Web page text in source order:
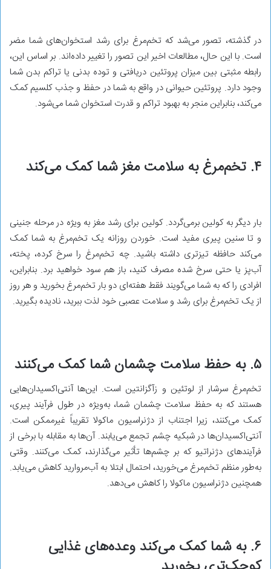
در گذشته، تصور می‌شد که تخم‌مرغ برای رشد استخوان‌های شما مضر
است. با این حال، مطالعات اخیر این تصور را تغییر داده‌اند. بر اساس این،
رابطه مثبتی بین میزان پروتئین دریافتی و توده بدنی یا تراکم بدن شما
وجود دارد. پروتئین حیوانی در واقع به شما در حفظ و جذب کلسیم کمک
می‌کند، بنابراین منجر به بهبود تراکم و قدرت استخوان شما می‌شود.
۴. تخم‌مرغ به سلامت مغز شما کمک می‌کند
بار دیگر به کولین برمی‌گردد. کولین برای رشد مغز به ویژه در مرحله جنینی
و تا سنین پیری مفید است. خوردن روزانه یک تخم‌مرغ به شما کمک
می‌کند حافظه تیزتری داشته باشید. چه تخم‌مرغ را سرخ کرده، پخته،
آب‌پز یا حتی سرخ شده مصرف کنید، باز هم سود خواهید برد. بنابراین،
افرادی را که به شما می‌گویند فقط هفته‌ای دو بار تخم‌مرغ بخورید و هر روز
از یک تخم‌مرغ برای رشد و سلامت عصبی خود لذت ببرید، نادیده بگیرید.
۵. به حفظ سلامت چشمان شما کمک می‌کنند
تخم‌مرغ سرشار از لوتئین و زآگزانتین است. این‌ها آنتی‌اکسیدان‌هایی
هستند که به حفظ سلامت چشمان شما، به‌ویژه در طول فرآیند پیری،
کمک می‌کنند، زیرا اجتناب از دژنراسیون ماکولا تقریباً غیرممکن است.
آنتی‌اکسیدان‌ها در شبکیه چشم تجمع می‌یابند. آن‌ها به مقابله با برخی از
فرآیندهای دژنراتیو که بر چشم‌ها تأثیر می‌گذارند، کمک می‌کنند. وقتی
به‌طور منظم تخم‌مرغ می‌خورید، احتمال ابتلا به آب‌مروارید کاهش می‌یابد.
همچنین دژنراسیون ماکولا را کاهش می‌دهد.
۶. به شما کمک می‌کند وعده‌های غذایی